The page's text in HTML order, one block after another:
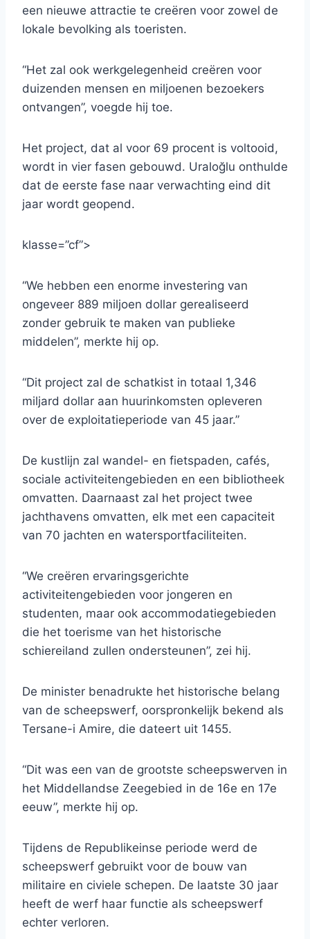
een nieuwe attractie te creëren voor zowel de
lokale bevolking als toeristen.
“Het zal ook werkgelegenheid creëren voor
duizenden mensen en miljoenen bezoekers
ontvangen”, voegde hij toe.
Het project, dat al voor 69 procent is voltooid,
wordt in vier fasen gebouwd. Uraloğlu onthulde
dat de eerste fase naar verwachting eind dit
jaar wordt geopend.
klasse=”cf”>
“We hebben een enorme investering van
ongeveer 889 miljoen dollar gerealiseerd
zonder gebruik te maken van publieke
middelen”, merkte hij op.
“Dit project zal de schatkist in totaal 1,346
miljard dollar aan huurinkomsten opleveren
over de exploitatieperiode van 45 jaar.”
De kustlijn zal wandel- en fietspaden, cafés,
sociale activiteitengebieden en een bibliotheek
omvatten. Daarnaast zal het project twee
jachthavens omvatten, elk met een capaciteit
van 70 jachten en watersportfaciliteiten.
“We creëren ervaringsgerichte
activiteitengebieden voor jongeren en
studenten, maar ook accommodatiegebieden
die het toerisme van het historische
schiereiland zullen ondersteunen”, zei hij.
De minister benadrukte het historische belang
van de scheepswerf, oorspronkelijk bekend als
Tersane-i Amire, die dateert uit 1455.
“Dit was een van de grootste scheepswerven in
het Middellandse Zeegebied in de 16e en 17e
eeuw”, merkte hij op.
Tijdens de Republikeinse periode werd de
scheepswerf gebruikt voor de bouw van
militaire en civiele schepen. De laatste 30 jaar
heeft de werf haar functie als scheepswerf
echter verloren.